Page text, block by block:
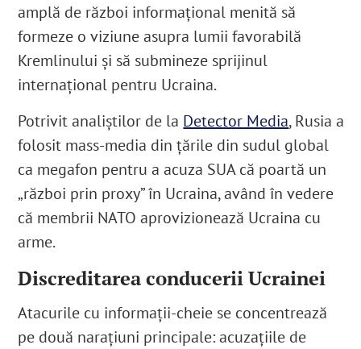
amplă de război informațional menită să
formeze o viziune asupra lumii favorabilă
Kremlinului și să submineze sprijinul
internațional pentru Ucraina.
Potrivit analiștilor de la Detector Media, Rusia a
folosit mass-media din țările din sudul global
ca megafon pentru a acuza SUA că poartă un
„război prin proxy” în Ucraina, având în vedere
că membrii NATO aprovizionează Ucraina cu
arme.
Discreditarea conducerii Ucrainei
Atacurile cu informații-cheie se concentrează
pe două narațiuni principale: acuzațiile de